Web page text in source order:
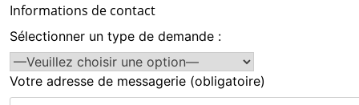
Informations de contact
Sélectionner un type de demande :
Votre adresse de messagerie (obligatoire)